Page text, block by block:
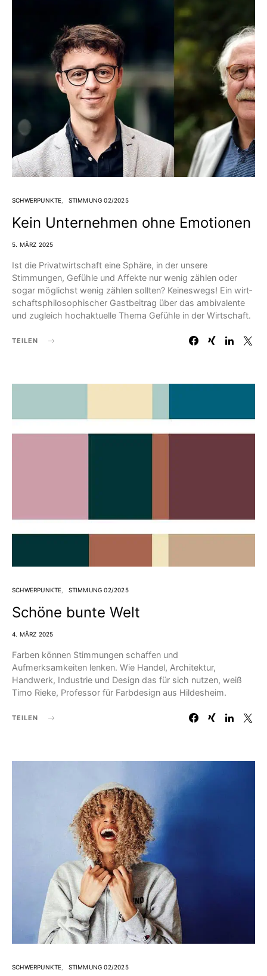
SCHWERPUNKTE STIMMUNG 02/2025
Kein Unternehmen ohne Emotionen
5. MÄRZ 2025
Ist die Privatwirtschaft eine Sphäre, in der unsere
Stimmungen, Gefühle und Affekte nur wenig zählen oder
sogar möglichst wenig zählen sollten? Keineswegs! Ein wirt­
schafts­philosophischer Gastbeitrag über das ambivalente
und zugleich hochaktuelle Thema Gefühle in der Wirtschaft.
TEILEN
SCHWERPUNKTE STIMMUNG 02/2025
Schöne bunte Welt
4. MÄRZ 2025
Farben können Stimmungen schaffen und
Aufmerksamkeiten lenken. Wie Handel, Architektur,
Handwerk, Industrie und Design das für sich nutzen, weiß
Timo Rieke, Professor für Farbdesign aus Hildesheim.
TEILEN
SCHWERPUNKTE STIMMUNG 02/2025